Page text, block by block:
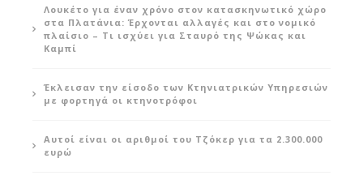
Λουκέτο για έναν χρόνο στον κατασκηνωτικό χώρο
στα Πλατάνια: Έρχονται αλλαγές και στο νομικό
πλαίσιο – Τι ισχύει για Σταυρό της Ψώκας και
Καμπί
Έκλεισαν την είσοδο των Κτηνιατρικών Υπηρεσιών
με φορτηγά οι κτηνοτρόφοι
Αυτοί είναι οι αριθμοί του Τζόκερ για τα 2.300.000
ευρώ